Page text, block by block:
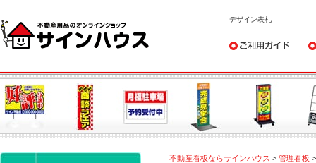
デザイン表札
ご利用ガイド デ
不動産看板ならサインハウス > 管理看板